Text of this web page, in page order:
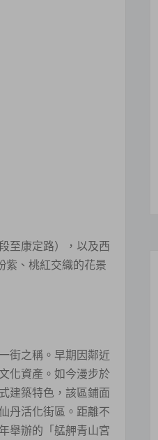
至康定路），以及西
紫、桃紅交織的花景
街之稱。早期因鄰近
化資產。如今漫步於
建築特色，該區鋪面
丹活化街區。距離不
舉辦的「艋舺青山宮